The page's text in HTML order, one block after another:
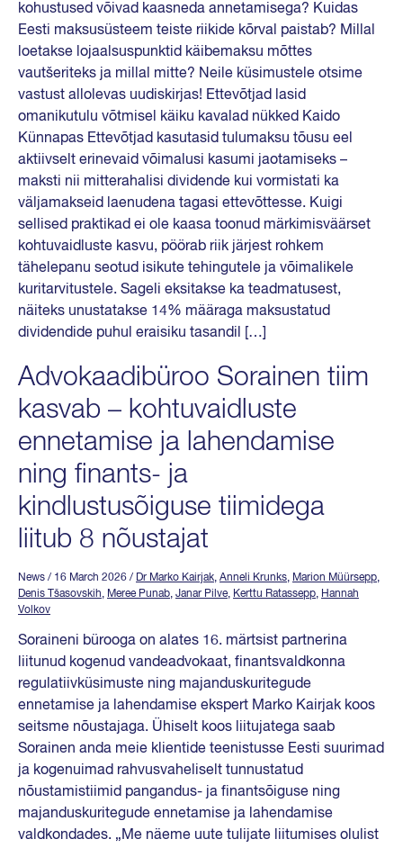
kohustused võivad kaasneda annetamisega? Kuidas
Eesti maksusüsteem teiste riikide kõrval paistab? Millal
loetakse lojaalsuspunktid käibemaksu mõttes
vautšeriteks ja millal mitte? Neile küsimustele otsime
vastust allolevas uudiskirjas! Ettevõtjad lasid
omanikutulu võtmisel käiku kavalad nükked Kaido
Künnapas Ettevõtjad kasutasid tulumaksu tõusu eel
aktiivselt erinevaid võimalusi kasumi jaotamiseks –
maksti nii mitterahalisi dividende kui vormistati ka
väljamakseid laenudena tagasi ettevõttesse. Kuigi
sellised praktikad ei ole kaasa toonud märkimisväärset
kohtuvaidluste kasvu, pöörab riik järjest rohkem
tähelepanu seotud isikute tehingutele ja võimalikele
kuritarvitustele. Sageli eksitakse ka teadmatusest,
näiteks unustatakse 14% määraga maksustatud
dividendide puhul eraisiku tasandil […]
Advokaadibüroo Sorainen tiim
kasvab – kohtuvaidluste
ennetamise ja lahendamise
ning finants- ja
kindlustusõiguse tiimidega
liitub 8 nõustajat
News / 16 March 2026 / Dr Marko Kairjak, Anneli Krunks, Marion Müürsepp,
Denis Tšasovskih, Meree Punab, Janar Pilve, Kerttu Ratassepp, Hannah
Volkov
Soraineni bürooga on alates 16. märtsist partnerina
liitunud kogenud vandeadvokaat, finantsvaldkonna
regulatiivküsimuste ning majanduskuritegude
ennetamise ja lahendamise ekspert Marko Kairjak koos
seitsme nõustajaga. Ühiselt koos liitujatega saab
Sorainen anda meie klientide teenistusse Eesti suurimad
ja kogenuimad rahvusvaheliselt tunnustatud
nõustamistiimid pangandus- ja finantsõiguse ning
majanduskuritegude ennetamise ja lahendamise
valdkondades. „Me näeme uute tulijate liitumises olulist